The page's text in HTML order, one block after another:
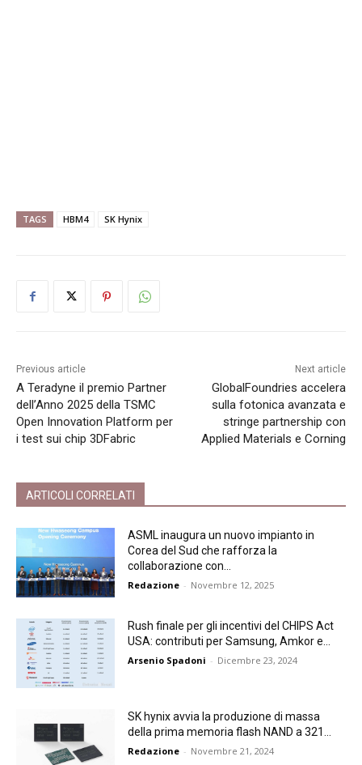
TAGS HBM4 SK Hynix
Previous article
A Teradyne il premio Partner
dell’Anno 2025 della TSMC
Open Innovation Platform per
i test sui chip 3DFabric
Next article
GlobalFoundries accelera
sulla fotonica avanzata e
stringe partnership con
Applied Materials e Corning
ARTICOLI CORRELATI
ASML inaugura un nuovo impianto in
Corea del Sud che rafforza la
collaborazione con...
Redazione - Novembre 12, 2025
Rush finale per gli incentivi del CHIPS Act
USA: contributi per Samsung, Amkor e...
Arsenio Spadoni - Dicembre 23, 2024
SK hynix avvia la produzione di massa
della prima memoria flash NAND a 321...
Redazione - Novembre 21, 2024